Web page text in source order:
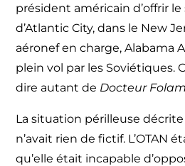
président américain d’offrir
d’Atlantic City, dans le New
aéronef en charge, Alabama
plein vol par les Soviétiques.
dire autant de Docteur
La situation périlleuse
n’avait rien de fictif. L’OTAN
qu’elle était incapable